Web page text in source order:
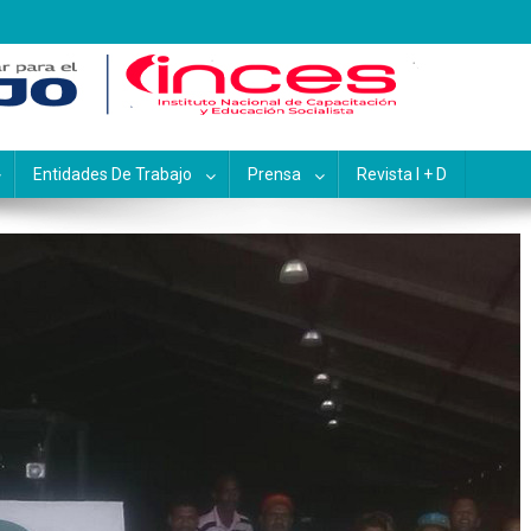
y Educación
Entidades De Trabajo Prensa Revista I + D